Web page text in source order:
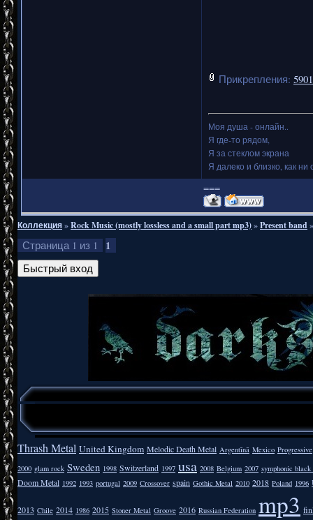
Прикрепления:
Моя душа - онлайн..
Я где-то рядом,
Я за стеклом экрана
Я далеко и близко, как ни
===
Коллекция»Rock Music (mostly lossless and a small part mp3)»Present band»
Страница 1 из 1 1
Thrash Metal United Kingdom Melodic Death Metal Argentīnā Mexico Progressive
2000 glam rock Sweden 1998 Switzerland 1997 usa 2008 Belgium 2007 symphonic
Doom Metal 1992 1993 portugal 2009 Crossover spain Gothic Metal 2010 2018 Poland 1996
2013 Chile 2014 1986 2015 Stoner Metal Groove 2016 Russian Federation mp3